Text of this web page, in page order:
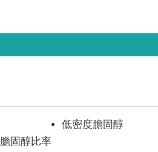
低密度膽固醇
固醇比率